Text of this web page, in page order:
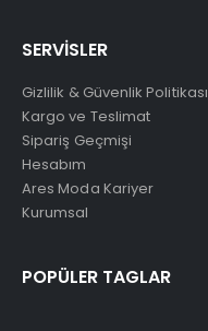
SERVİSLER
Gizlilik & Güvenlik Politikası
Kargo ve Teslimat
Sipariş Geçmişi
Hesabım
Ares Moda Kariyer
Kurumsal
POPÜLER TAGLAR